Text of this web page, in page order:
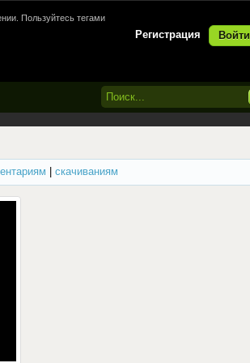
Регистрация Войти
Пользуйтесь тегами
скачиваниям